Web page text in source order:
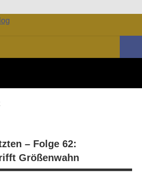
– Folge 62:
Größenwahn